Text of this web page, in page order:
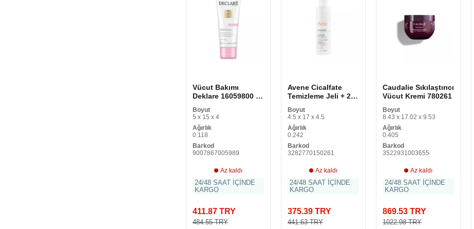
Vücut Bakımı
Deklare 16059800 El
Krem Kadın (1 adet)
Boyut
5 x 15 x 4
Ağırlık
0.118
Barkod
9007867005989
Az kaldı
24/48 SAAT İÇİNDE
KARGO
411.87 TRY
484.55 TRY
Avene Cicalfate
Temizleme Jeli + 200
Boyut
4.5 x 17 x 4.5
Ağırlık
0.242
Barkod
3282770150261
Az kaldı
24/48 SAAT İÇİNDE
KARGO
375.39 TRY
441.63 TRY
Caudalie Sıkılaştırıcı
Vücut Kremi 780261
Boyut
8.43 x 17.02 x 9.53
Ağırlık
0.405
Barkod
3522931003655
Az kaldı
24/48 SAAT İÇİNDE
KARGO
869.53 TRY
1022.98 TRY